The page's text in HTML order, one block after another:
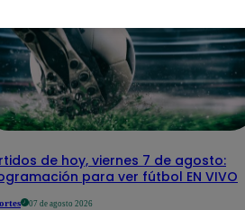
de hoy, viernes 7 de agosto:
para ver fútbol EN VIVO
07 de agosto 2026